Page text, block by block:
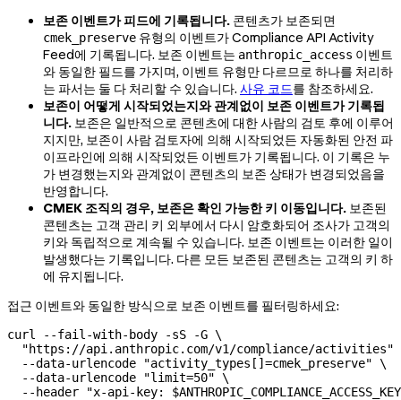
보존 이벤트가 피드에 기록됩니다. 콘텐츠가 보존되면
cmek_preserve 유형의 이벤트가 Compliance API Activity
Feed에 기록됩니다. 보존 이벤트는 anthropic_access 이벤트
와 동일한 필드를 가지며, 이벤트 유형만 다르므로 하나를 처리하
는 파서는 둘 다 처리할 수 있습니다. 사유 코드를 참조하세요.
보존이 어떻게 시작되었는지와 관계없이 보존 이벤트가 기록됩
니다. 보존은 일반적으로 콘텐츠에 대한 사람의 검토 후에 이루어
지지만, 보존이 사람 검토자에 의해 시작되었든 자동화된 안전 파
이프라인에 의해 시작되었든 이벤트가 기록됩니다. 이 기록은 누
가 변경했는지와 관계없이 콘텐츠의 보존 상태가 변경되었음을
반영합니다.
CMEK 조직의 경우, 보존은 확인 가능한 키 이동입니다. 보존된
콘텐츠는 고객 관리 키 외부에서 다시 암호화되어 조사가 고객의
키와 독립적으로 계속될 수 있습니다. 보존 이벤트는 이러한 일이
발생했다는 기록입니다. 다른 모든 보존된 콘텐츠는 고객의 키 하
에 유지됩니다.
접근 이벤트와 동일한 방식으로 보존 이벤트를 필터링하세요:
curl --fail-with-body -sS -G \
  "https://api.anthropic.com/v1/compliance/activities"
  --data-urlencode
"activity_types[]=cmek_preserve" \
  --data-urlencode
"limit=50" \
  --header
"x-api-key: $ANTHROPIC_COMPLIANCE_ACCESS_KEY